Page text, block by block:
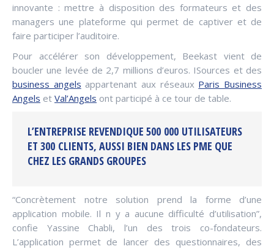
innovante : mettre à disposition des formateurs et des
managers une plateforme qui permet de captiver et de
faire participer l’auditoire.
Pour accélérer son développement, Beekast vient de
boucler une levée de 2,7 millions d’euros. ISources et des
business angels appartenant aux réseaux Paris Business
Angels et Val’Angels ont participé à ce tour de table.
L’ENTREPRISE REVENDIQUE 500 000 UTILISATEURS
ET 300 CLIENTS, AUSSI BIEN DANS LES PME QUE
CHEZ LES GRANDS GROUPES
“Concrètement notre solution prend la forme d’une
application mobile. Il n y a aucune difficulté d’utilisation”,
confie Yassine Chabli, l’un des trois co-fondateurs.
L’application permet de lancer des questionnaires, des